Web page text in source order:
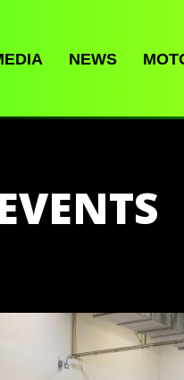
NEWS